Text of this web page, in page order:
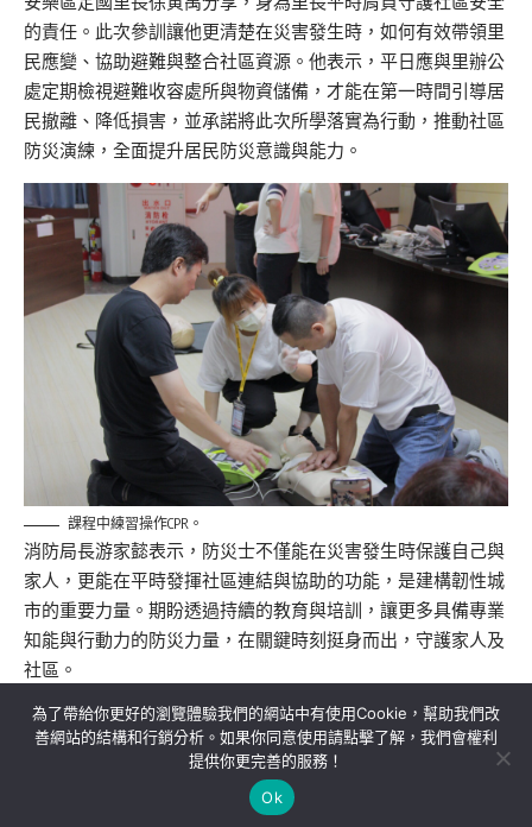
的責任。此次參訓讓他更清楚在災害發生時，如何有效帶領里
民應變、協助避難與整合社區資源。他表示，平日應與里辦公
處定期檢視避難收容處所與物資儲備，才能在第一時間引導居
民撤離、降低損害，並承諾將此次所學落實為行動，推動社區
防災演練，全面提升居民防災意識與能力。
課程中練習操作CPR。
消防局長游家懿表示，防災士不僅能在災害發生時保護自己與
家人，更能在平時發揮社區連結與協助的功能，是建構韌性城
市的重要力量。期盼透過持續的教育與培訓，讓更多具備專業
知能與行動力的防災力量，在關鍵時刻挺身而出，守護家人及
社區。
關於我們 隱私權政策 聯絡我們
Copyright©MORE News
為了帶給你更好的瀏覽體驗我們的網站中有使用Cookie，幫助我們改
善網站的結構和行銷分析。如果你同意使用請點擊了解，我們會權利
提供你更完善的服務！
Ok